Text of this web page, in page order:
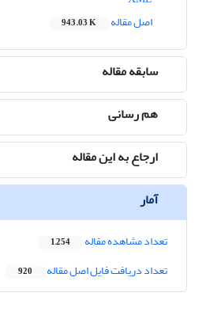
اصل مقاله
943.03 K
سابقه مقاله
هم رسانی
ارجاع به این مقاله
آمار
تعداد مشاهده مقاله 1,254
تعداد دریافت فایل اصل مقاله 920